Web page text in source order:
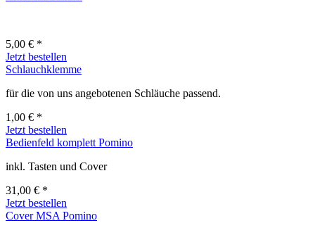
5,00 € *
Jetzt bestellen
Schlauchklemme
für die von uns angebotenen Schläuche passend.
1,00 € *
Jetzt bestellen
Bedienfeld komplett Pomino
inkl. Tasten und Cover
31,00 € *
Jetzt bestellen
Cover MSA Pomino